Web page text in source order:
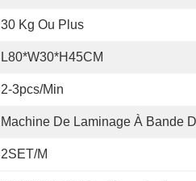
30 Kg Ou Plus
L80*W30*H45CM
2-3pcs/min
Machine De Laminage À Bande
2SET/M